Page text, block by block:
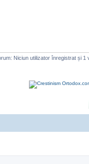
Niciun utilizator înregistrat și 1